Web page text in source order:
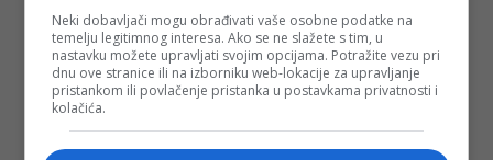
Neki dobavljači mogu obrađivati vaše osobne podatke na
temelju legitimnog interesa. Ako se ne slažete s tim, u
nastavku možete upravljati svojim opcijama. Potražite vezu pri
dnu ove stranice ili na izborniku web-lokacije za upravljanje
pristankom ili povlačenje pristanka u postavkama privatnosti i
kolačića.